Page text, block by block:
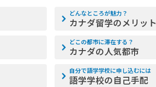
どんなところが魅力？
カナダ留学のメリット
どこの都市に滞在する？
カナダの人気都市
自分で語学学校に申し込むには
語学学校の自己手配